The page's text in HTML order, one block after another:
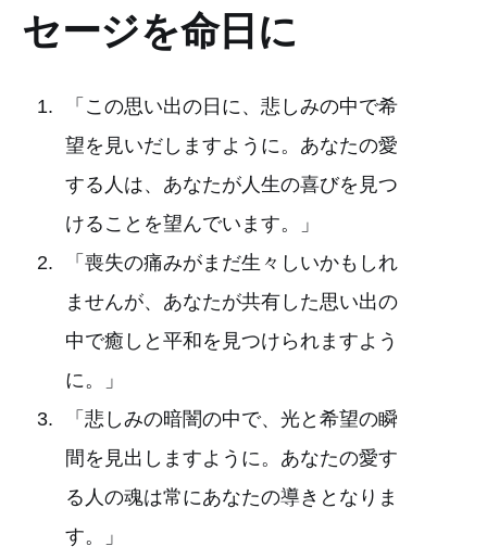
セージを命日に
「この思い出の日に、悲しみの中で希
望を見いだしますように。あなたの愛
する人は、あなたが人生の喜びを見つ
けることを望んでいます。」
「喪失の痛みがまだ生々しいかもしれ
ませんが、あなたが共有した思い出の
中で癒しと平和を見つけられますよう
に。」
「悲しみの暗闇の中で、光と希望の瞬
間を見出しますように。あなたの愛す
る人の魂は常にあなたの導きとなりま
す。」